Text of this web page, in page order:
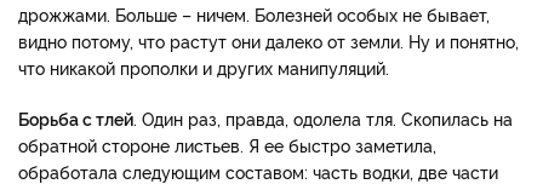
дрожжами. Больше – ничем. Болезней особых не бывает,
видно потому, что растут они далеко от земли. Ну и понятно,
что никакой прополки и других манипуляций.
Борьба с тлей. Один раз, правда, одолела тля. Скопилась на
обратной стороне листьев. Я ее быстро заметила,
обработала следующим составом: часть водки, две части